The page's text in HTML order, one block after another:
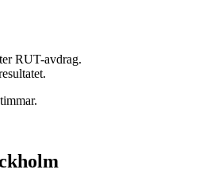
RUT-avdrag.